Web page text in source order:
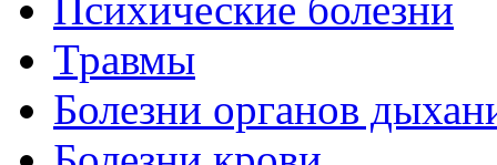
Травмы
Болезни органов